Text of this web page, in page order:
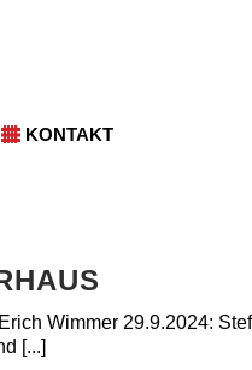
KONTAKT
Wimmer 29.9.2024:
[...]